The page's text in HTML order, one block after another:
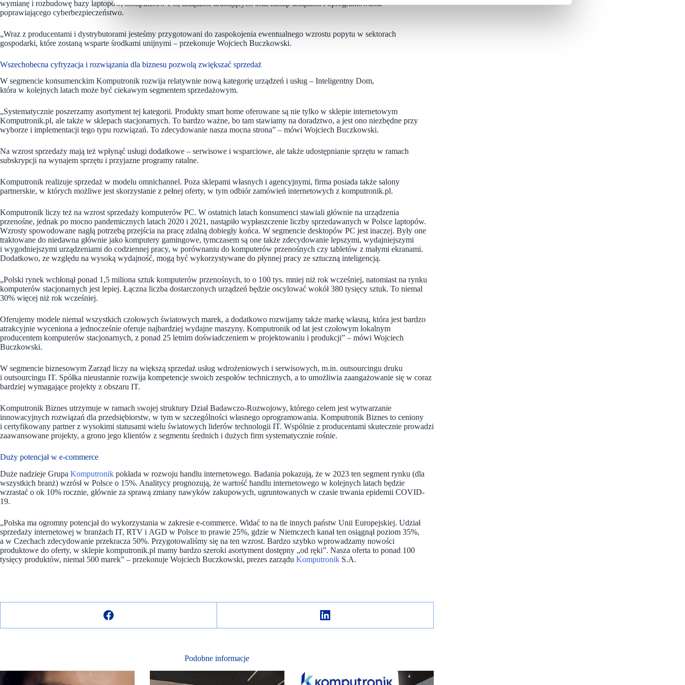
wymianę i rozbudowę bazy laptopów, komputerów PC, urządzeń drukujących oraz zakup urządzeń i oprogramowania
poprawiającego cyberbezpieczeństwo.
„Wraz z producentami i dystrybutorami jesteśmy przygotowani do zaspokojenia ewentualnego wzrostu popytu w sektorach
gospodarki, które zostaną wsparte środkami unijnymi – przekonuje Wojciech Buczkowski.
Wszechobecna cyfryzacja i rozwiązania dla biznesu pozwolą zwiększać sprzedaż
W segmencie konsumenckim Komputronik rozwija relatywnie nową kategorię urządzeń i usług – Inteligentny Dom,
która w kolejnych latach może być ciekawym segmentem sprzedażowym.
„Systematycznie poszerzamy asortyment tej kategorii. Produkty smart home oferowane są nie tylko w sklepie internetowym
Komputronik.pl, ale także w sklepach stacjonarnych. To bardzo ważne, bo tam stawiamy na doradztwo, a jest ono niezbędne przy
wyborze i implementacji tego typu rozwiązań. To zdecydowanie nasza mocna strona” – mówi Wojciech Buczkowski.
Na wzrost sprzedaży mają też wpłynąć usługi dodatkowe – serwisowe i wsparciowe, ale także udostępnianie sprzętu w ramach
subskrypcji na wynajem sprzętu i przyjazne programy ratalne.
Komputronik realizuje sprzedaż w modelu omnichannel. Poza sklepami własnych i agencyjnymi, firma posiada także salony
partnerskie, w których możliwe jest skorzystanie z pełnej oferty, w tym odbiór zamówień internetowych z komputronik.pl.
Komputronik liczy też na wzrost sprzedaży komputerów PC. W ostatnich latach konsumenci stawiali głównie na urządzenia
przenośne, jednak po mocno pandemicznych latach 2020 i 2021, nastąpiło wypłaszczenie liczby sprzedawanych w Polsce laptopów.
Wzrosty spowodowane nagłą potrzebą przejścia na pracę zdalną dobiegły końca. W segmencie desktopów PC jest inaczej. Były one
traktowane do niedawna głównie jako komputery gamingowe, tymczasem są one także zdecydowanie lepszymi, wydajniejszymi
i wygodniejszymi urządzeniami do codziennej pracy, w porównaniu do komputerów przenośnych czy tabletów z małymi ekranami.
Dodatkowo, ze względu na wysoką wydajność, mogą być wykorzystywane do płynnej pracy ze sztuczną inteligencją.
„Polski rynek wchłonął ponad 1,5 miliona sztuk komputerów przenośnych, to o 100 tys. mniej niż rok wcześniej, natomiast na rynku
komputerów stacjonarnych jest lepiej. Łączna liczba dostarczonych urządzeń będzie oscylować wokół 380 tysięcy sztuk. To niemal
30% więcej niż rok wcześniej.
Oferujemy modele niemal wszystkich czołowych światowych marek, a dodatkowo rozwijamy także markę własną, która jest bardzo
atrakcyjnie wyceniona a jednocześnie oferuje najbardziej wydajne maszyny. Komputronik od lat jest czołowym lokalnym
producentem komputerów stacjonarnych, z ponad 25 letnim doświadczeniem w projektowaniu i produkcji” – mówi Wojciech
Buczkowski.
W segmencie biznesowym Zarząd liczy na większą sprzedaż usług wdrożeniowych i serwisowych, m.in. outsourcingu druku
i outsourcingu IT. Spółka nieustannie rozwija kompetencje swoich zespołów technicznych, a to umożliwia zaangażowanie się w coraz
bardziej wymagające projekty z obszaru IT.
Komputronik Biznes utrzymuje w ramach swojej struktury Dział Badawczo-Rozwojowy, którego celem jest wytwarzanie
innowacyjnych rozwiązań dla przedsiębiorstw, w tym w szczególności własnego oprogramowania. Komputronik Biznes to ceniony
i certyfikowany partner z wysokimi statusami wielu światowych liderów technologii IT. Wspólnie z producentami skutecznie prowadzi
zaawansowane projekty, a grono jego klientów z segmentu średnich i dużych firm systematycznie rośnie.
Duży potencjał w e-commerce
Duże nadzieje Grupa Komputronik pokłada w rozwoju handlu internetowego. Badania pokazują, że w 2023 ten segment rynku (dla
wszystkich branż) wzrósł w Polsce o 15%. Analitycy prognozują, że wartość handlu internetowego w kolejnych latach będzie
wzrastać o ok 10% rocznie, głównie za sprawą zmiany nawyków zakupowych, ugruntowanych w czasie trwania epidemii COVID-
19.
„Polska ma ogromny potencjał do wykorzystania w zakresie e-commerce. Widać to na tle innych państw Unii Europejskiej. Udział
sprzedaży internetowej w branżach IT, RTV i AGD w Polsce to prawie 25%, gdzie w Niemczech kanał ten osiągnął poziom 35%,
a w Czechach zdecydowanie przekracza 50%. Przygotowaliśmy się na ten wzrost. Bardzo szybko wprowadzamy nowości
produktowe do oferty, w sklepie komputronik.pl mamy bardzo szeroki asortyment dostępny „od ręki”. Nasza oferta to ponad 100
tysięcy produktów, niemal 500 marek” – przekonuje Wojciech Buczkowski, prezes zarządu Komputronik S.A.
Podobne informacje